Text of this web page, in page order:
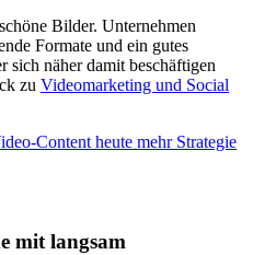
Bilder. Unternehmen
Formate und ein gutes
sich näher damit beschäftigen
zu Videomarketing und Social
Content heute mehr Strategie
mit langsam